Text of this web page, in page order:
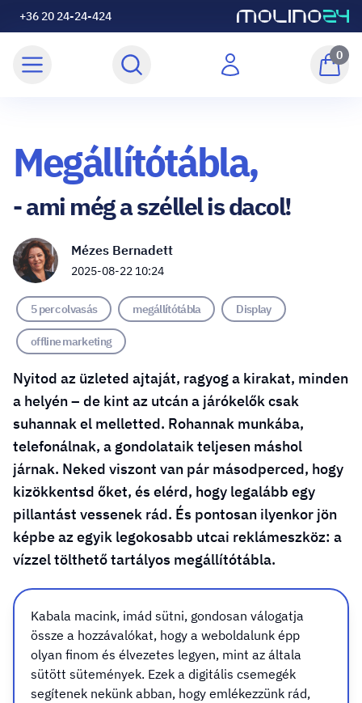
+36 20 24-24-424
0
Megállítótábla,
- ami még a széllel is dacol!
Mézes Bernadett
2025-08-22 10:24
5 perc olvasás megállítótábla Display
offline marketing
Nyitod az üzleted ajtaját, ragyog a kirakat, minden
a helyén – de kint az utcán a járókelők csak
suhannak el melletted. Rohannak munkába,
telefonálnak, a gondolataik teljesen máshol
járnak. Neked viszont van pár másodperced, hogy
kizökkentsd őket, és elérd, hogy legalább egy
pillantást vessenek rád. És pontosan ilyenkor jön
képbe az egyik legokosabb utcai reklámeszköz: a
vízzel tölthető tartályos megállítótábla.
Ez a típusú megállító tábla nem csupán egy fémkeret két
poszterrel. Inkább olyan, mint egy kitartó barát, aki
sosem hagy cserben. A titka a stabil talp, amit vízzel vagy
homokkal lehet feltölteni, és így állja a sarat még akkor
Kabala macink, imád sütni, gondosan válogatja
össze a hozzávalókat, hogy a weboldalunk épp
olyan finom és élvezetes legyen, mint az általa
sütött sütemények. Ezek a digitális csemegék
segítenek nekünk abban, hogy emlékezzünk rád,